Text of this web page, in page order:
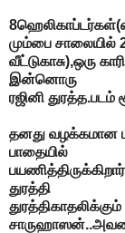
மும்பை சாலையில்
வீட்டுகாசு),ஒரு
இன்னொரு
ரஜினி துரத்த.படம்
தனது வழக்கமான
பாதையில்
துரத்தி